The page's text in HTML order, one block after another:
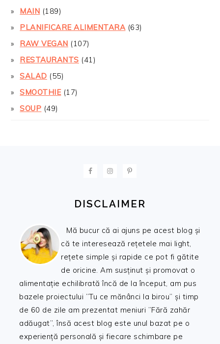
MAIN (189)
PLANIFICARE ALIMENTARA (63)
RAW VEGAN (107)
RESTAURANTS (41)
SALAD (55)
SMOOTHIE(17)
SOUP (49)
DISCLAIMER
Mă bucur că ai ajuns pe acest blog și
că te interesează rețetele mai light,
rețete simple și rapide ce pot fi gătite
de oricine. Am susținut și promovat o
alimentație echilibrată încă de la început, am pus
bazele proiectului ”Tu ce mănânci la birou” și timp
de 60 de zile am prezentat meniuri ”Fără zahăr
adăugat”, însă acest blog este unul bazat pe o
experiență personală și fiecare schimbare pe